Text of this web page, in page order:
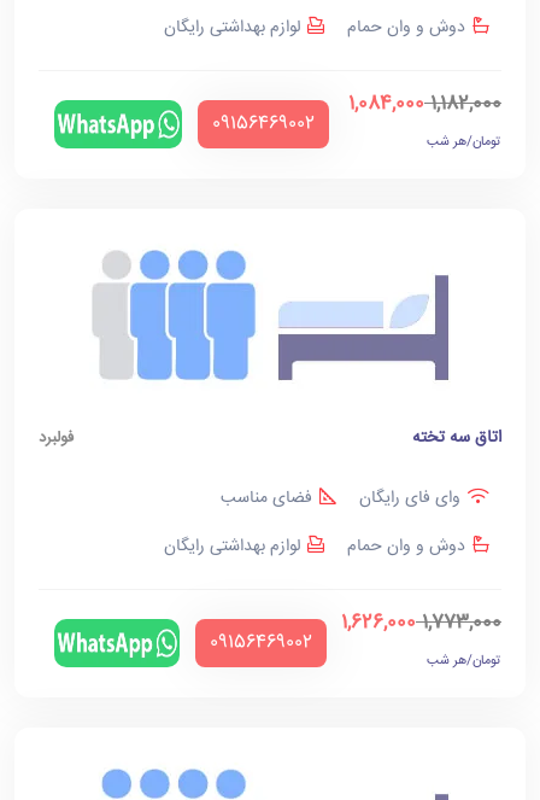
دوش و وان حمام
لوازم بهداشتی رایگان
1,182,000
1,084,000
تومان/هر شب
‪09156469002‬
اتاق سه تخته فولبرد
وای فای رایگان
فضای مناسب
دوش و وان حمام
لوازم بهداشتی رایگان
1,773,000
1,626,000
تومان/هر شب
‪09156469002‬